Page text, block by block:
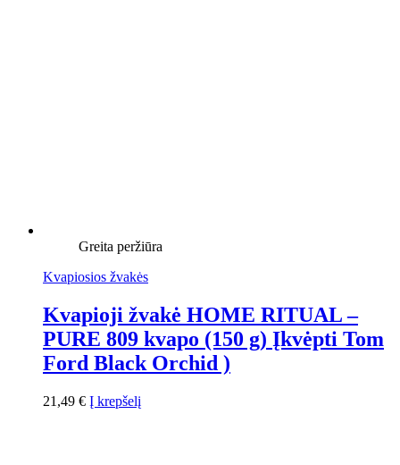
Greita peržiūra
Kvapiosios žvakės
Kvapioji žvakė HOME RITUAL –
PURE 809 kvapo (150 g) Įkvėpti Tom
Ford Black Orchid )
21,49 € Į krepšelį